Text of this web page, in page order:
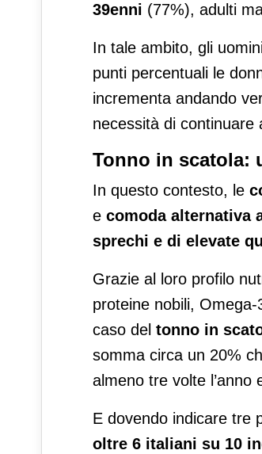
39enni (77%), adulti
In tale ambito, gli
punti percentuali le
incrementa andando
necessità di continuare
Tonno in scatola:
In questo contesto, le
e comoda alternativa
sprechi e di elevate
Grazie al loro profilo
proteine nobili,
caso del tonno in
somma circa un 20%
almeno tre volte
E dovendo indicare tre
oltre 6 italiani su 10